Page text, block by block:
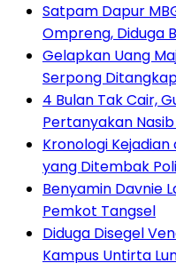
Satpam Dapur
Ompreng, Diduga
Gelapkan Uang
Serpong
4 Bulan Tak Cair,
Pertanyakan
Kronologi Kejadian
yang Ditembak
Benyamin Davnie
Pemkot Tangsel
Diduga Disegel
Kampus Untirta